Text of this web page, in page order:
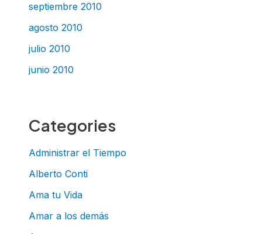
septiembre 2010
agosto 2010
julio 2010
junio 2010
Categories
Administrar el Tiempo
Alberto Conti
Ama tu Vida
Amar a los demás